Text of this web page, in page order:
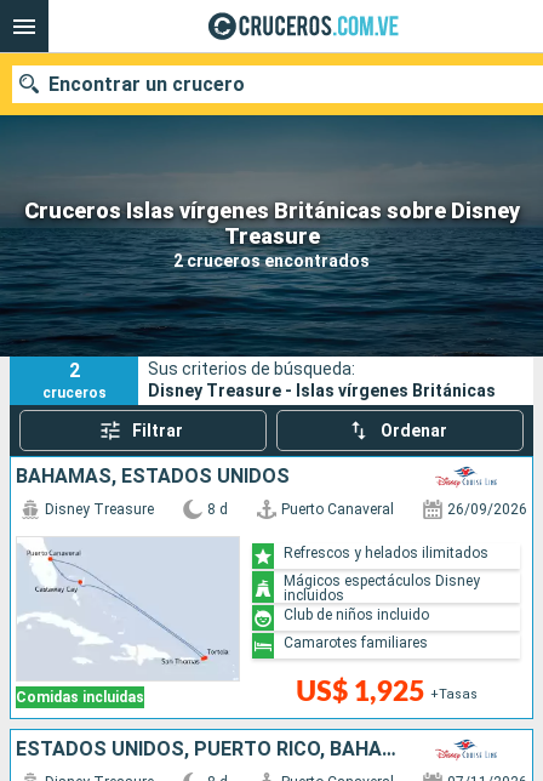
Cruceros Islas vírgenes Británicas sobre Disney
Treasure
2 cruceros encontrados
Encontrar un crucero
Nuestros destinos
Fecha de salida
Puertos Compañías
Buscar
2
cruceros
Sus criterios de búsqueda:
Disney Treasure - Islas vírgenes Británicas
Filtrar Ordenar
BAHAMAS, ESTADOS UNIDOS
Comidas incluidas
Disney Treasure 8 d Puerto Canaveral 26/09/2026
US$ 1,925 +Tasas
Refrescos y helados ilimitados
Mágicos espectáculos Disney
incluidos
Club de niños incluido
Camarotes familiares
ESTADOS UNIDOS, PUERTO RICO, BAHAMAS